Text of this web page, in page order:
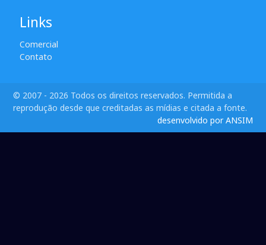
Links
Comercial
Contato
© 2007 - 2026 Todos os direitos reservados. Permitida a
reprodução desde que creditadas as mídias e citada a fonte.
desenvolvido por ANSIM